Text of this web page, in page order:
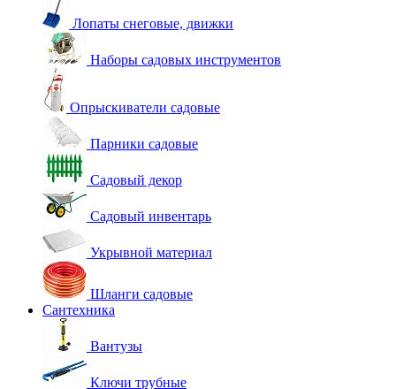
Лопаты снеговые, движки
Наборы садовых инструментов
Опрыскиватели садовые
Парники садовые
Садовый декор
Садовый инвентарь
Укрывной материал
Шланги садовые
Сантехника
Вантузы
Ключи трубные